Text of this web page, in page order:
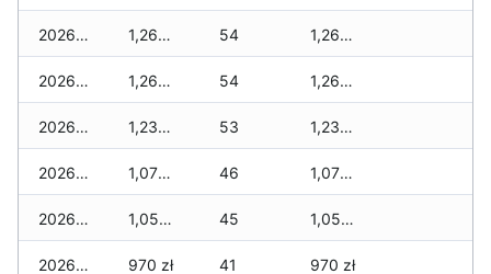
2026-01-17 1,260 zł 54 1,260 zł
2026-01-16 1,260 zł 54 1,260 zł
2026-01-15 1,235 zł 53 1,235 zł
2026-01-14 1,075 zł 46 1,075 zł
2026-01-13 1,055 zł 45 1,055 zł
2026-01-12 970 zł 41 970 zł